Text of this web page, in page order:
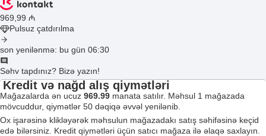
969 ,99 ₼
Pulsuz çatdırılma
son yenilənmə: bu gün 06:30
Səhv tapdınız? Bizə yazın!
Kredit və nağd alış qiymətləri
Mağazalarda ən ucuz 969.99 manata satılır. Məhsul 1 mağazada
mövcuddur, qiymətlər 50 dəqiqə əvvəl yenilənib.
Ox işarəsinə klikləyərək məhsulun mağazadakı satış səhifəsinə keçid
edə bilərsiniz. Kredit qiymətləri üçün satıcı mağaza ilə əlaqə saxlayın.